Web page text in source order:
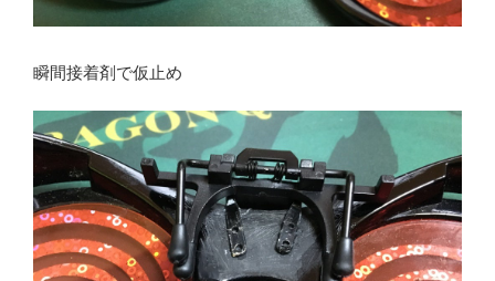
瞬間接着剤で仮止め